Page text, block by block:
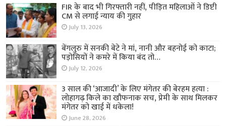
FIR के बाद भी गिरफ्तारी नहीं, पीड़ित महिलाओं ने डिप्टी
CM से लगाई न्याय की गुहार
July 13, 2026
बेंगलुरु में सनकी बेटे ने मां, नानी और बहनोई को काटा;
पड़ोसियों ने कमरे में किया बंद तो…
July 12, 2026
3 साल की ‘आजादी’ के लिए मंगेतर की बेरहम हत्या :
लोहागढ़ किले का खौफनाक सच, प्रेमी के साथ मिलकर
मंगेतर को खाई में धकेला!
June 28, 2026